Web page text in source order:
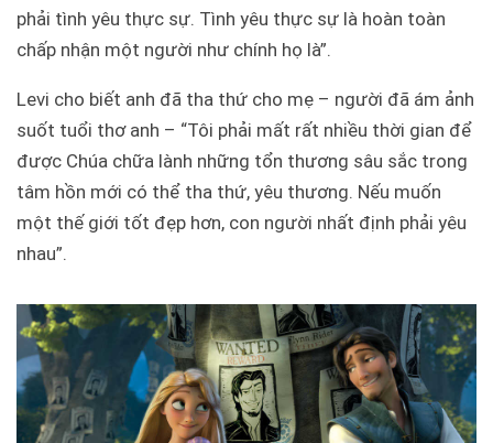
phải tình yêu thực sự. Tình yêu thực sự là hoàn toàn
chấp nhận một người như chính họ là”.
Levi cho biết anh đã tha thứ cho mẹ – người đã ám ảnh
suốt tuổi thơ anh – “Tôi phải mất rất nhiều thời gian để
được Chúa chữa lành những tổn thương sâu sắc trong
tâm hồn mới có thể tha thứ, yêu thương. Nếu muốn
một thế giới tốt đẹp hơn, con người nhất định phải yêu
nhau”.